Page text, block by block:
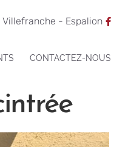
Villefranche - Espalion
CONTACTEZ-NOUS